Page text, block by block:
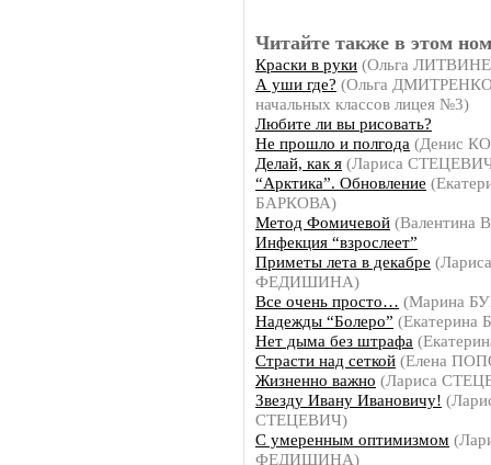
Читайте также в этом
Краски в руки (Ольга
А уши где? (Ольга
начальных классов лицея №3)
Любите ли вы рисовать?
Не прошло и полгода (Денис
Делай, как я (Лариса
“Арктика”. Обновление
БАРКОВА)
Метод Фомичевой (Валентина
Инфекция “взрослеет”
Приметы лета в декабре (Лариса
ФЕДИШИНА)
Все очень просто… (Марина
Надежды “Болеро”
Нет дыма без штрафа
Страсти над сеткой (Елена
Жизненно важно (Лариса
Звезду Ивану Ивановичу!
СТЕЦЕВИЧ)
С умеренным оптимизмом
ФЕДИШИНА)